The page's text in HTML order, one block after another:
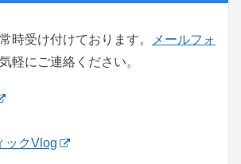
時受け付けております。
メールフォ
軽にご連絡ください。
ックVlog